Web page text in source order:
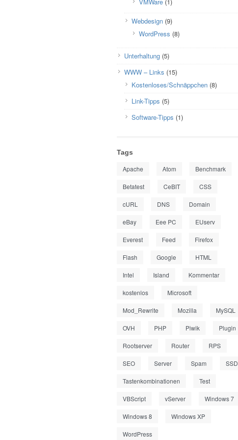
Webdesign (9)
WordPress (8)
Unterhaltung (5)
WWW – Links (15)
Kostenloses/Schnäppchen (8)
Link-Tipps (5)
Software-Tipps (1)
Tags
Apache Atom Benchmark
Betatest CeBIT CSS
cURL DNS Domain
eBay Eee PC EUserv
Everest Feed Firefox
Flash Google HTML
Intel Island Kommentar
kostenlos Microsoft
Mod_Rewrite Mozilla MySQL
OVH PHP Piwik Plugin
Rootserver Router RPS
SEO Server Spam SSD
Tastenkombinationen Test
VBScript vServer Windows 7
Windows 8 Windows XP
WordPress